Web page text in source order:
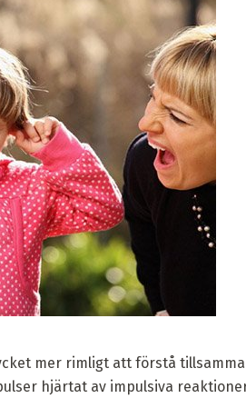
mer rimligt att förstå
hjärtat av impulsiva